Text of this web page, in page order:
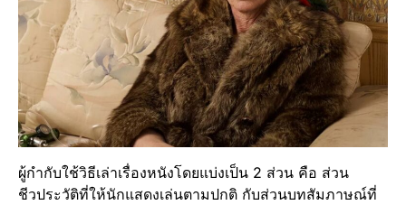
ผู้กำกับใช้วิธีเล่าเรื่องหนังโดยแบ่งเป็น 2 ส่วน คือ ส่วน
ชีวประวัติที่ให้นักแสดงเล่นตามปกติ กับส่วนบทสัมภาษณ์ที่